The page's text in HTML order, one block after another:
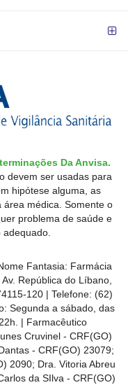
Da Anvisa.
devem ser usadas para
hipótese alguma, as
área médica. Somente o
problema de saúde e
Fantasia: Farmácia
República do Líbano,
120 | Telefone: (62)
Segunda a sábado, das
| Farmacêutico
Cruvinel - CRF(GO)
- CRF(GO) 23079;
2090; Dra. Vitoria Abreu
da SIlva - CRF(GO)